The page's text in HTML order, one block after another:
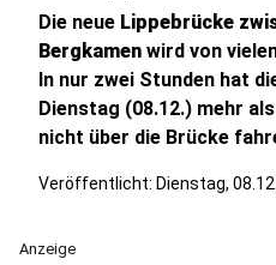
Die neue Lippebrücke
Bergkamen wird von
In nur zwei Stunden hat
Dienstag (08.12.) mehr
nicht über die Brücke
Veröffentlicht: Dienstag,
Anzeige